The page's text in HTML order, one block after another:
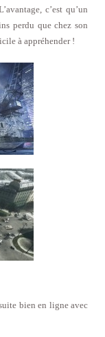
c’est qu’un
perdu que chez son
à appréhender !
bien en ligne avec